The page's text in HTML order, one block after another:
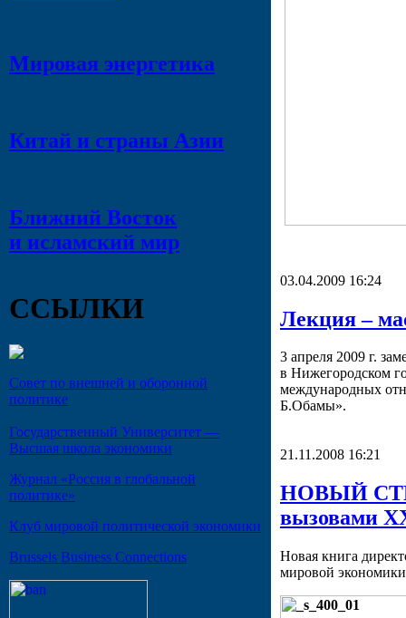
Мировая энергетика
Китай и страны Азии
Ближний Восток
и исламский мир
ССЫЛКИ
Совет по внешней и оборонной
политике
Государственный Университет —
Высшая школа экономики
Журнал «Россия в глобальной
политике»
Клуб мировой политической экономики
Brussels Business Connections
03.04.2009 16:24
Лекция –
3 апреля 2009 г.
в Нижегородском
международных
Б.Обамы».
21.11.2008 16:21
НОВЫЙ
вызовами
Новая книга
мировой